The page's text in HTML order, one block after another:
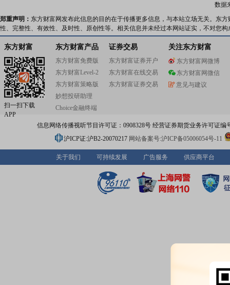
数据
郑重声明： 东方财富网发布此信息的目的在于传播更多信息，与本站立场无关。东
性、完整性、有效性、及时性、原创性等。相关信息并未经过本网站证实，不对您
东方财富
扫一扫下载
APP
东方财富产品
东方财富免费版
东方财富Level-2
东方财富策略版
妙想投研助理
Choice金融终端
证券交易
东方财富证券开户
东方财富在线交易
东方财富证券交易
关注东方财富
东方财富网微博
东方财富网微信
意见与建议
信息网络传播视听节目许可证：0908328号 经营证券期货业务许可证编
沪ICP证:沪B2-20070217 网站备案号:沪ICP备05006054号-11
关于我们 可持续发展 广告服务 供应商平台